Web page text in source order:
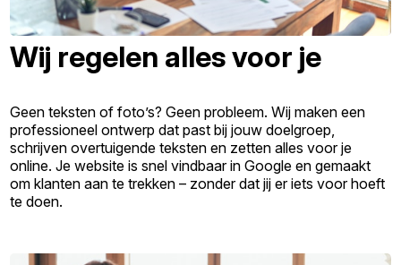
Wij regelen alles voor je
Geen teksten of foto’s? Geen probleem. Wij maken een
professioneel ontwerp dat past bij jouw doelgroep,
schrijven overtuigende teksten en zetten alles voor je
online. Je website is snel vindbaar in Google en gemaakt
om klanten aan te trekken – zonder dat jij er iets voor hoeft
te doen.